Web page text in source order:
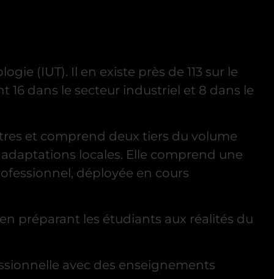
(IUT). Il en existe près de 113 sur le
16 dans le secteur industriel et 8 dans le
et comprend deux tiers du volume
locales. Elle comprend une
déployée en cours
préparant les étudiants aux réalités du
avec des enseignements